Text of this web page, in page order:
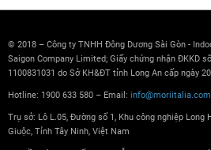
© 2018 – Công ty TNHH Đông Dương Sài Gòn -
Saigon Company Limited; Giấy chứng nhận ĐKKD số
1100831031 do Sở KH&ĐT tỉnh Long An cấp ngày
Hotline: 1900 633 580 – Email: info@moriitalia.com
Trụ sở: Lô L.05, Đường số 1, Khu công nghiệp Long
Giuộc, Tỉnh Tây Ninh, Việt Nam